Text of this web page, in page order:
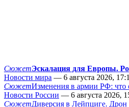
СюжетЭскалация для Европы.
Новости мира — 6 августа 2026,
СюжетИзменения в армии РФ: что
Новости России — 6 августа 2026,
СюжетДиверсия в Лейпциге. Дрон